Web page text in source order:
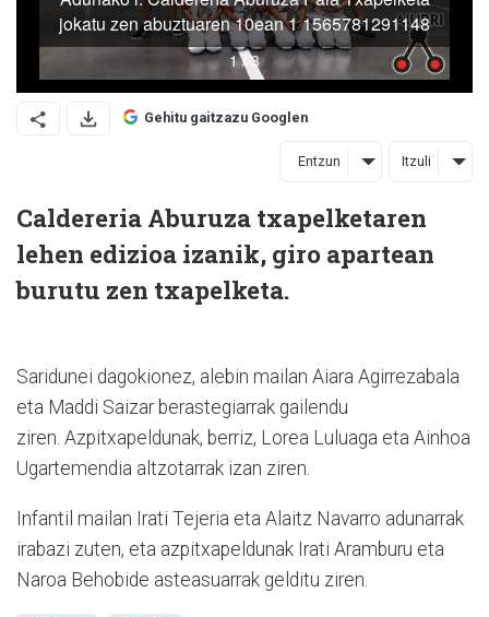
Gehitu gaitzazu Googlen
Entzun Itzuli
Caldereria Aburuza txapelketaren
lehen edizioa izanik, giro apartean
burutu zen txapelketa.
Saridunei dagokionez, alebin mailan Aiara Agirrezabala
eta Maddi Saizar berastegiarrak gailendu
ziren. Azpitxapeldunak, berriz, Lorea Luluaga eta Ainhoa
Ugartemendia altzotarrak izan ziren.
Infantil mailan Irati Tejeria eta Alaitz Navarro adunarrak
irabazi zuten, eta azpitxapeldunak Irati Aramburu eta
Naroa Behobide asteasuarrak gelditu ziren.